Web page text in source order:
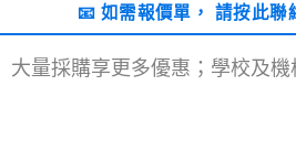
📧 如需報價單， 請按此聯
大量採購享更多優惠；學校及機